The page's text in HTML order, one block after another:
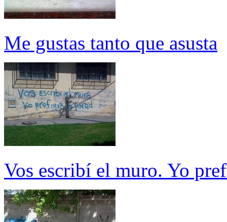
Me gustas tanto que asusta
Vos escribí el muro. Yo